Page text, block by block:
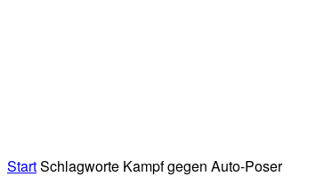
StartSchlagworte Kampf gegen Auto-Poser